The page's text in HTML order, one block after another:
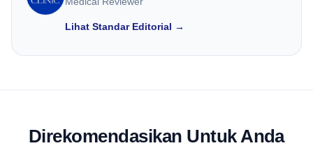
Lihat Standar Editorial →
Direkomendasikan Untuk Anda